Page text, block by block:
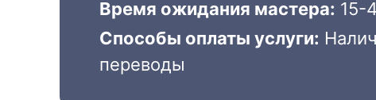
Время ожидания мастера: 15-
Способы оплаты услуги:
переводы